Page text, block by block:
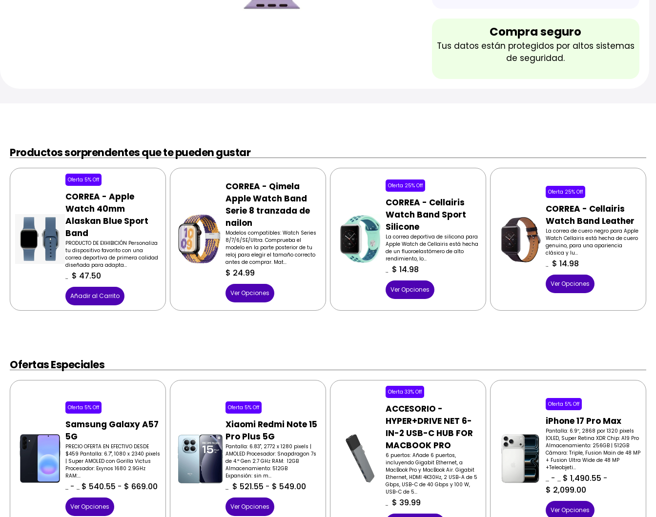
Compra seguro
Tus datos están protegidos por altos sistemas
de seguridad.
Productos sorprendentes que te pueden gustar
Oferta 5% Off
CORREA - Apple
Watch 40mm
Alaskan Blue Sport
Band
PRODUCTO DE EXHIBICIÓN Personaliza
tu dispositivo favorito con una
correa deportiva de primera calidad
diseñada para adapta...
$ 47.50
Añadir al Carrito
CORREA - Qimela
Apple Watch Band
Serie 8 tranzada de
nailon
Modelos compatibles: Watch Series
8/7/6/SE/Ultra. Comprueba el
modelo en la parte posterior de tu
reloj para elegir el tamaño correcto
antes de comprar. Mat...
$ 24.99
Ver Opciones
Oferta 25% Off
CORREA - Cellairis
Watch Band Sport
Silicone
La correa deportiva de silicona para
Apple Watch de Cellairis está hecha
de un fluoroelastómero de alto
rendimiento, lo...
$ 14.98
Ver Opciones
Oferta 25% Off
CORREA - Cellairis
Watch Band Leather
La correa de cuero negro para Apple
Watch Cellairis está hecha de cuero
genuino, para una apariencia
clásica y lu...
$ 14.98
Ver Opciones
Ofertas Especiales
Oferta 5% Off
Samsung Galaxy A57
5G
PRECIO OFERTA EN EFECTIVO DESDE
$459 Pantalla: 6.7", 1080 x 2340 pixels
| Super AMOLED con Gorilla Victus
Procesador: Exynos 1680 2.9GHz
RAM:...
- $ 540.55 - $ 669.00
Ver Opciones
Oferta 5% Off
Xiaomi Redmi Note 15
Pro Plus 5G
Pantalla: 6.83", 2772 x 1280 pixels |
AMOLED Procesador: Snapdragon 7s
de 4.ª Gen 2.7 GHz RAM: 12GB
Almacenamiento: 512GB
Expansión: sin m...
$ 521.55 - $ 549.00
Ver Opciones
Oferta 33% Off
ACCESORIO -
HYPER+DRIVE NET 6-
IN-2 USB-C HUB FOR
MACBOOK PRO
6 puertos: Añade 6 puertos,
incluyendo Gigabit Ethernet, a
MacBook Pro y MacBook Air. Gigabit
Ethernet, HDMI 4K30Hz, 2 USB-A de 5
Gbps, USB-C de 40 Gbps y 100 W,
USB-C de 5...
$ 39.99
Oferta 5% Off
iPhone 17 Pro Max
Pantalla: 6.9″, 2868 por 1320 pixels
|OLED, Super Retina XDR Chip: A19 Pro
Almacenamiento: 256GB | 512GB
Cámara: Triple, Fusion Main de 48 MP
+ Fusion Ultra Wide de 48 MP
+Teleobjeti...
- $ 1,490.55 -
$ 2,099.00
Ver Opciones